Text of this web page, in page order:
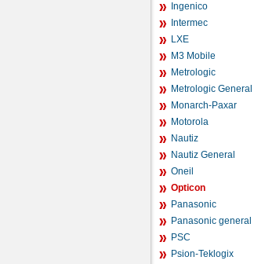
Ingenico
Intermec
LXE
M3 Mobile
Metrologic
Metrologic General
Monarch-Paxar
Motorola
Nautiz
Nautiz General
Oneil
Opticon
Panasonic
Panasonic general
PSC
Psion-Teklogix